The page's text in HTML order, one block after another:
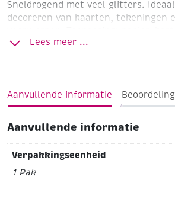
Sneldrogend met veel glitters.
decoreren van kaarten, tekeningen
textiel, vilt, piepschuim, lichte
Lees meer ...
Aanvullende informatie
Aanvullende informatie
Verpakkingseenheid
1 Pak